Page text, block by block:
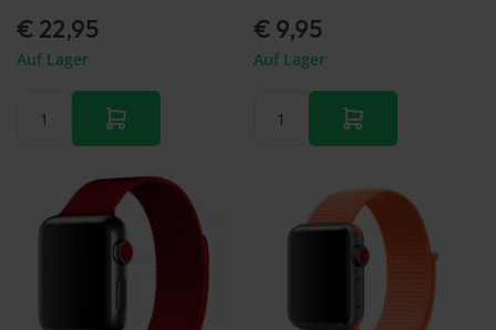
€ 22,95
Auf Lager
€ 9,95
Auf Lager